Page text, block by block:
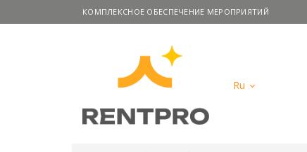
КОМПЛЕКСНОЕ ОБЕСПЕЧЕНИЕ МЕРОПРИЯТИЙ
Ru